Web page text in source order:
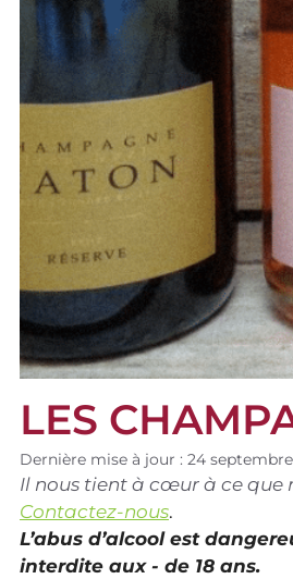
LES
Dernière mise à jour : 24
Il nous tient à cœur à ce que
Contactez-nous.
L’abus d’alcool est
interdite aux - de 18 ans.